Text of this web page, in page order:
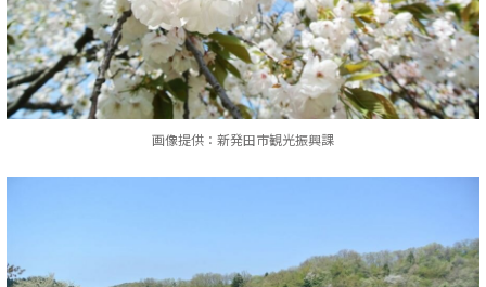
画像提供：新発田市観光振興課